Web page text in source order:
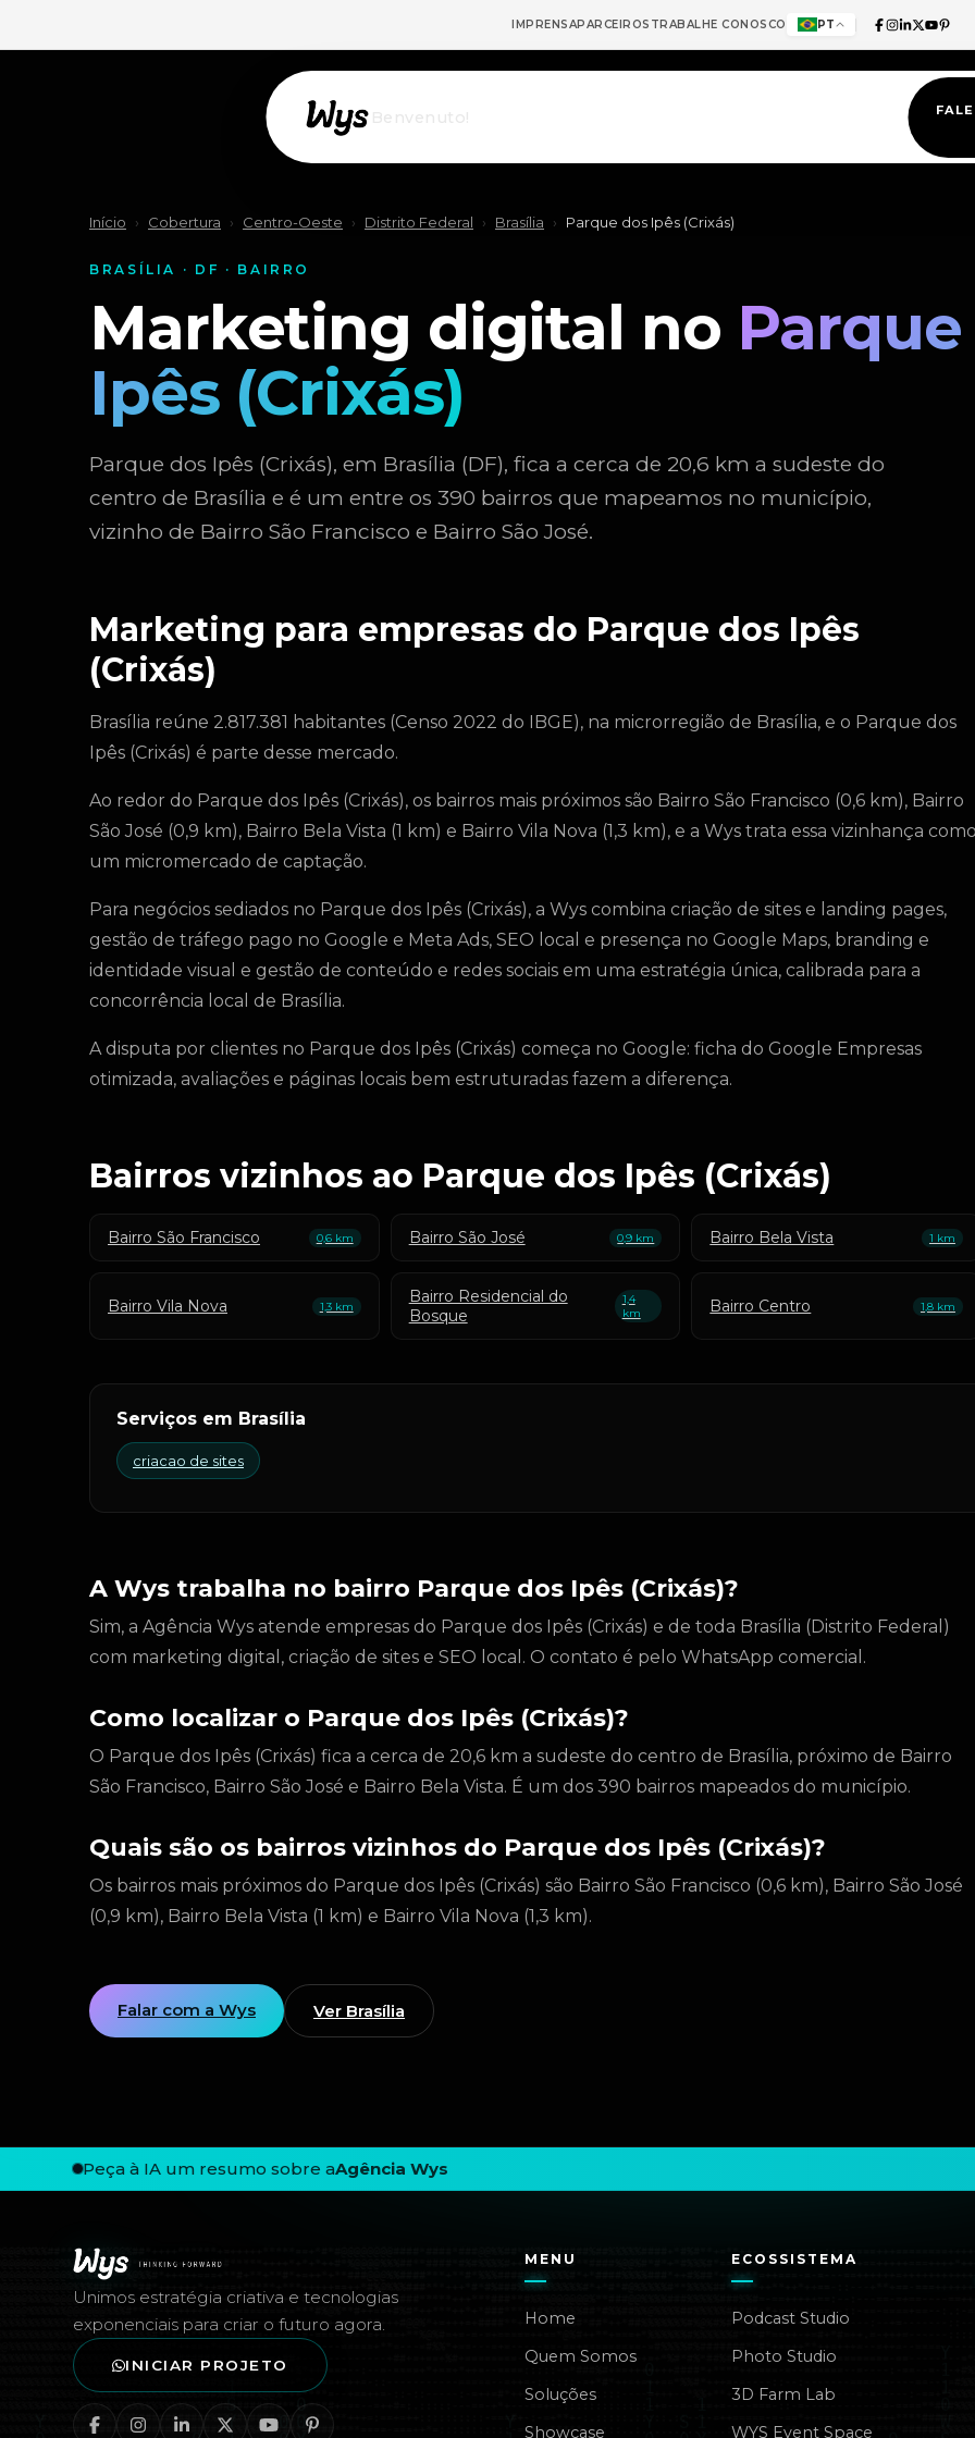
IMPRENSAPARCEIROS TRABALHE CONOSCO PT
Willkommen!
Início › Cobertura › Centro-Oeste › Distrito Federal › Brasília › Parque dos Ipês (Crixás)
BRASÍLIA · DF · BAIRRO
Marketing digital no
Ipês (Crixás)
Parque dos Ipês (Crixás), em Brasília (DF), fica a cerca de 20,6 km a sudeste do
centro de Brasília e é um entre os 390 bairros que mapeamos no município,
vizinho de Bairro São Francisco e Bairro São José.
Marketing para empresas do Parque dos Ipês
(Crixás)
Brasília reúne 2.817.381 habitantes (Censo 2022 do IBGE), na microrregião de Brasília, e o Parque dos
Ipês (Crixás) é parte desse mercado.
Ao redor do Parque dos Ipês (Crixás), os bairros mais próximos são Bairro São Francisco (0,6 km), Bairro
São José (0,9 km), Bairro Bela Vista (1 km) e Bairro Vila Nova (1,3 km), e a Wys trata essa vizinhança
um micromercado de captação.
Para negócios sediados no Parque dos Ipês (Crixás), a Wys combina criação de sites e landing pages,
gestão de tráfego pago no Google e Meta Ads, SEO local e presença no Google Maps, branding e
identidade visual e gestão de conteúdo e redes sociais em uma estratégia única, calibrada para a
concorrência local de Brasília.
A disputa por clientes no Parque dos Ipês (Crixás) começa no Google: ficha do Google Empresas
otimizada, avaliações e páginas locais bem estruturadas fazem a diferença.
Bairros vizinhos ao Parque dos Ipês (Crixás)
Bairro São Francisco 0,6 km Bairro São José 0,9 km Bairro Bela Vista 1 km
Bairro Vila Nova 1,3 km
Bairro Residencial do
Bosque
1,4
km
Bairro Centro 1,8 km
Serviços em Brasília
criacao de sites
A Wys trabalha no bairro Parque dos Ipês (Crixás)?
Sim, a Agência Wys atende empresas do Parque dos Ipês (Crixás) e de toda Brasília (Distrito Federal)
com marketing digital, criação de sites e SEO local. O contato é pelo WhatsApp comercial.
Como localizar o Parque dos Ipês (Crixás)?
O Parque dos Ipês (Crixás) fica a cerca de 20,6 km a sudeste do centro de Brasília, próximo de Bairro
São Francisco, Bairro São José e Bairro Bela Vista. É um dos 390 bairros mapeados do município.
Quais são os bairros vizinhos do Parque dos Ipês (Crixás)?
Os bairros mais próximos do Parque dos Ipês (Crixás) são Bairro São Francisco (0,6 km), Bairro São José
(0,9 km), Bairro Bela Vista (1 km) e Bairro Vila Nova (1,3 km).
Falar com a Wys Ver Brasília
Rodapé — Agência Wys
Peça à IA um resumo sobre aAgência Wys
Unimos estratégia criativa e tecnologias
exponenciais para criar o futuro agora.
INICIAR PROJETO
MENU
Home
Quem Somos
Soluções
Showcase
ECOSSISTEMA
Podcast Studio
Photo Studio
3D Farm Lab
WYS Event Space